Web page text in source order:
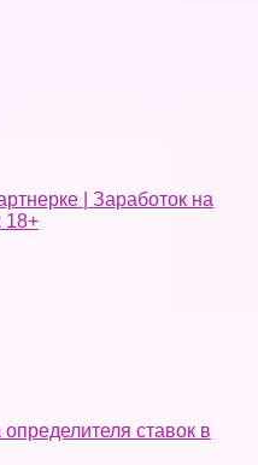
| Заработок на
18+
ставок в